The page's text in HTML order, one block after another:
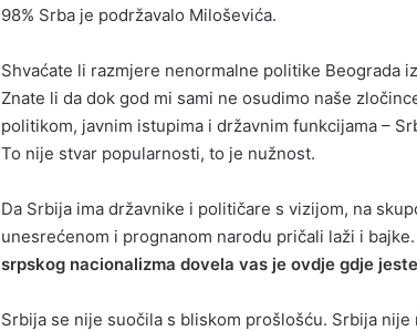
98% Srba je podržavalo Miloševića.
Shvaćate li razmjere nenormalne politike Beograda
Znate li da dok god mi sami ne osudimo naše
politikom, javnim istupima i državnim funkcijama –
To nije stvar popularnosti, to je nužnost.
Da Srbija ima državnike i političare s vizijom, na
unesrećenom i prognanom narodu pričali laži i
srpskog nacionalizma dovela vas je ovdje gdje
Srbija se nije suočila s bliskom prošlošću. Srbija nije